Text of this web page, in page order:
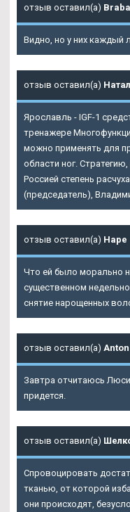
отзыв оставил(а)
Видно, но у них каждый
отзыв оставил(а)
Ярославль - IGF-1
тренажере
можно применять для
области ног.
Россией степень
(председатель),
отзыв оставил(а) Наре
Что ей было морально
существенном
снятие нарощенных
отзыв оставил(а) Anton
Завтра отчитаюсь
придется.
отзыв оставил(а)
Спровоцировать
тканью, от которой
они происходят,